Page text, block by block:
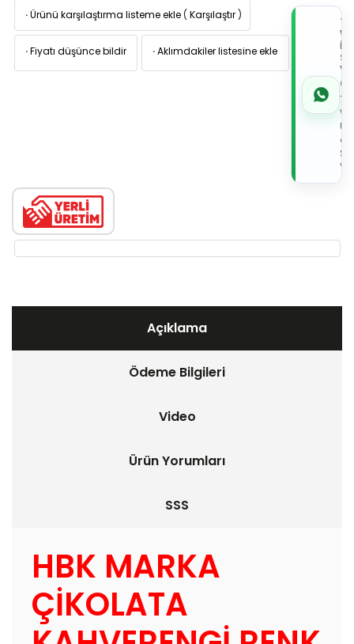
·Ürünü karşılaştırma listeme ekle ( Karşılaştır )
·Fiyatı düşünce bildir ·Aklımdakiler listesine ekle
İLE
de
Açıklama
Ödeme Bilgileri
Video
Ürün Yorumları
SSS
HBK MARKA
ÇİKOLATA